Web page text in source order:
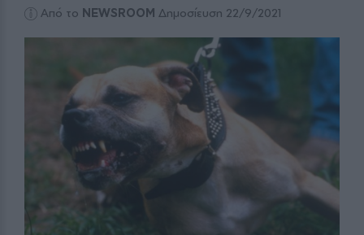
Από το NEWSROOM Δημοσίευση 22/9/2021